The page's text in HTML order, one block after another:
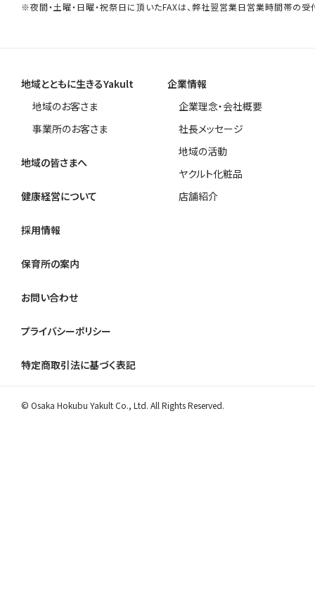
※夜間・土曜・日曜・祝祭日に頂いたFAXは、弊社翌営業日営業時間帯の受
地域とともに生きるYakult
地域のお客さま
事業所のお客さま
地域の皆さまへ
健康経営について
企業情報
企業理念・会社概要
社長メッセージ
地域の活動
ヤクルト化粧品
店舗紹介
採用情報
保育所の案内
お問い合わせ
プライバシーポリシー
特定商取引法に基づく表記
© Osaka Hokubu Yakult Co., Ltd. All Rights Reserved.